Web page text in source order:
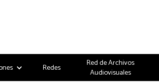
Redes
Red de Archivos
Audiovisuales